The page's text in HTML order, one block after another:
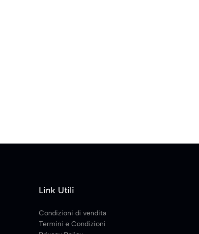
Link Utili
Condizioni di vendita
Termini e Condizioni